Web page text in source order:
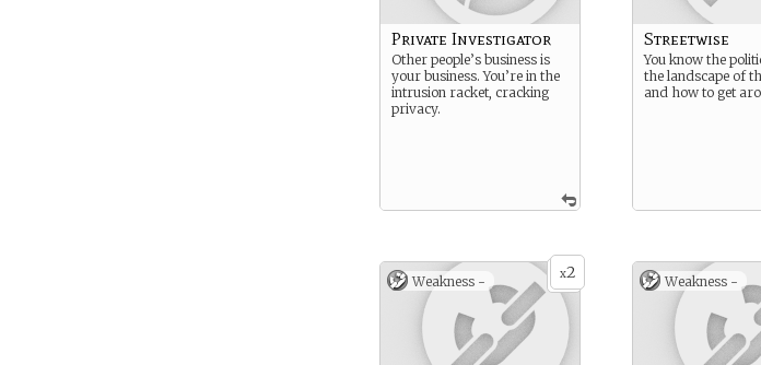
Private Investigator
Other people’s business is
your business. You’re in the
intrusion racket, cracking
privacy.
Streetwise
You know the
the landscape of
and how to get
x2
Weakness - Weakness -